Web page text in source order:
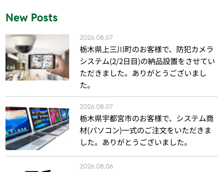
New Posts
2026.08.07
栃木県上三川町のお客様で、防犯カメラ
システム(2/2日目)の納品設置をさせてい
ただきました。ありがとうございまし
た。
2026.08.07
栃木県宇都宮市のお客様で、システム商
材(パソコン)一式のご注文をいただきま
した。ありがとうございました。
2026.08.06